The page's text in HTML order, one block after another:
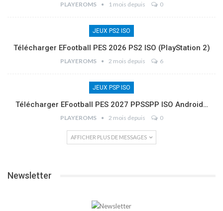
PLAYEROMS 1 mois depuis 0
JEUX PS2 ISO
Télécharger EFootball PES 2026 PS2 ISO (PlayStation 2)
PLAYEROMS 2 mois depuis 6
JEUX PSP ISO
Télécharger EFootball PES 2027 PPSSPP ISO Android…
PLAYEROMS 2 mois depuis 0
AFFICHER PLUS DE MESSAGES
Newsletter